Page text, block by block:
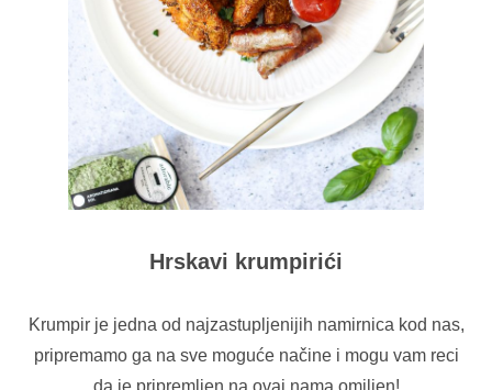
Hrskavi krumpirići
Krumpir je jedna od najzastupljenijih namirnica kod nas,
pripremamo ga na sve moguće načine i mogu vam reci
da je pripremljen na ovaj nama omiljen!